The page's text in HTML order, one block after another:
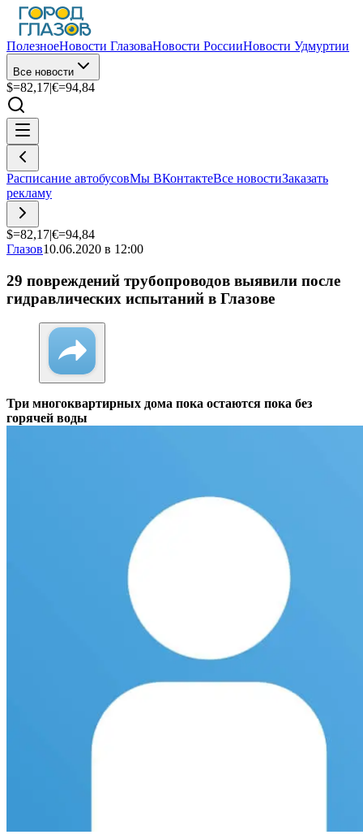
ПолезноеНовости ГлазоваНовости РоссииНовости Удмуртии
Все новости
$=82,17|€=94,84
Расписание автобусовМы ВКонтактеВсе новостиЗаказать
рекламу
$=82,17|€=94,84
Глазов10.06.2020 в 12:00
29 повреждений трубопроводов выявили после
гидравлических испытаний в Глазове
Три многоквартирных дома пока остаются пока без
горячей воды